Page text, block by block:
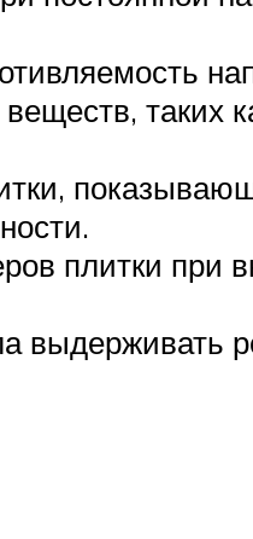
таких
плитки при
выдерживать